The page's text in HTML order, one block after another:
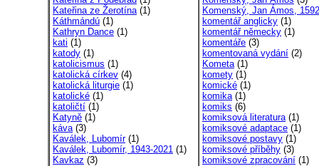
Kateřina ze Žerotína(1)
Káthmándú (1)
Kathryn Dance (1)
kati (1)
katody (1)
katolicismus (1)
katolická církev (4)
katolická liturgie (1)
katolické (1)
katoličtí (1)
Katyně (1)
káva(3)
Kaválek, Lubomír(1)
Kaválek, Lubomír, 1943-2021 (1)
Kavkaz (3)
Komenský, Jan Ámos,
komentář anglicky (1)
komentář německy (1)
komentáře (3)
komentovaná vydání (2)
Kometa(1)
komety (1)
komické (1)
komika(1)
komiks (6)
komiksová literatura(1)
komiksové adaptace (1)
komiksové postavy (1)
komiksové příběhy (3)
komiksové zpracování (1)